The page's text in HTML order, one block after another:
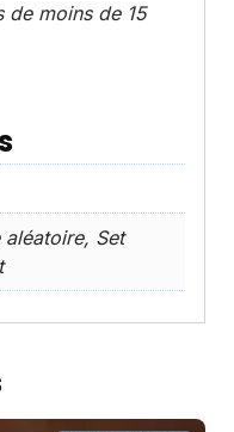
de moins de 15
aléatoire, Set